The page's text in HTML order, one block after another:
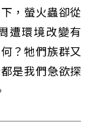
，螢火蟲卻從
遭環境改變有
？牠們族群又
是我們急欲探